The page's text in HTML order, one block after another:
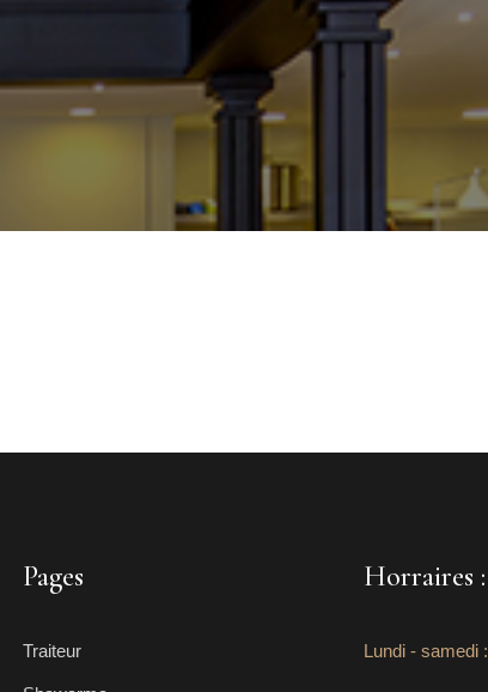
Pages
Traiteur
Horraires :
Lundi - samedi :